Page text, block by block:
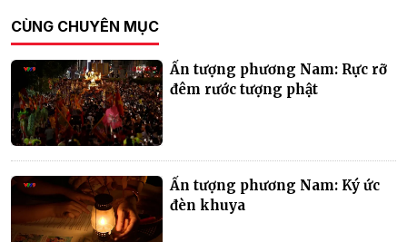
CÙNG CHUYÊN MỤC
Ấn tượng phương Nam: Rực rỡ
đêm rước tượng phật
Ấn tượng phương Nam: Ký ức
đèn khuya